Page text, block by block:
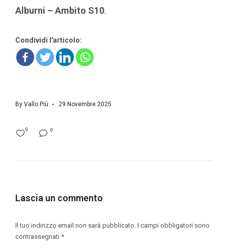
Alburni – Ambito S10.
Condividi l'articolo:
By Vallo Più 29 Novembre 2025
0
0
Lascia un commento
Il tuo indirizzo email non sarà pubblicato. I campi obbligatori sono
contrassegnati *